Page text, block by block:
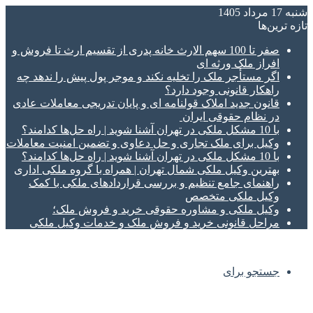
شنبه 17 مرداد 1405
تازه‌ ترین‌ها
صفر تا 100 سهم الارث خانه پدری از تقسیم ارث تا فروش و
افراز ملک ورثه ای
اگر مستأجر ملک را تخلیه نکند و موجر پول پیش را ندهد چه
راهکار قانونی وجود دارد؟
قانون جدید املاک قولنامه ای و پایان تدریجی معاملات عادی
در نظام حقوقی ایران
با 10 مشکل ملکی در تهران آشنا شوید | راه حل‌ها کدامند؟
وکیل برای ملک تجاری و حل دعاوی و تضمین امنیت معاملات
با 10 مشکل ملکی در تهران آشنا شوید | راه حل‌ها کدامند؟
بهترین وکیل ملکی شمال تهران | همراه با گروه ملکی اداری
راهنمای جامع تنظیم و بررسی قراردادهای ملکی با کمک
وکیل ملکی متخصص
وکیل ملکی و مشاوره حقوقی خرید و فروش ملک؛
مراحل قانونی خرید و فروش ملک و خدمات وکیل ملکی
جستجو برای